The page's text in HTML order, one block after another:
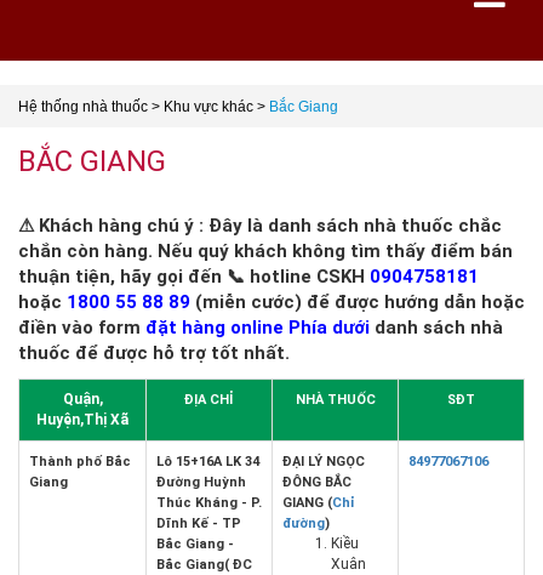
Hệ thống nhà thuốc > Khu vực khác > Bắc Giang
BẮC GIANG
⚠ Khách hàng chú ý : Đây là danh sách nhà thuốc chắc
chắn còn hàng. Nếu quý khách không tìm thấy điểm bán
thuận tiện, hãy gọi đến 📞 hotline CSKH 0904758181
hoặc 1800 55 88 89 (miễn cước) để được hướng dẫn hoặc
điền vào form đặt hàng online Phía dưới danh sách nhà
thuốc để được hỗ trợ tốt nhất.
Quận,
Huyện,Thị Xã
ĐỊA CHỈ NHÀ THUỐC SĐT
Thành phố Bắc
Giang
Lô 15+16A LK 34
Đường Huỳnh
Thúc Kháng - P.
Dĩnh Kế - TP
Bắc Giang -
Bắc Giang( ĐC
ĐẠI LÝ NGỌC
ĐÔNG BẮC
GIANG (Chỉ
đường)
Kiều
Xuân
84977067106